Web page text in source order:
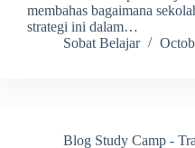
membahas bagaimana
strategi ini dalam…
Sobat Belajar
Blog Study Camp -